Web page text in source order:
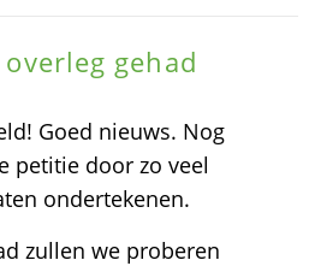
gehad
Goed nieuws. Nog
petitie door zo veel
ondertekenen.
zullen we proberen